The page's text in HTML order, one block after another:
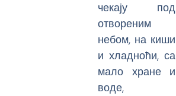
чекају под
отвореним
небом, на киши
и хладноћи, са
мало хране и
воде,